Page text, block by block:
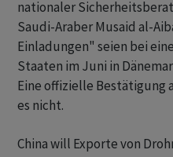
nationaler
Saudi-Araber Musaid al-
Einladungen" seien bei
Staaten im Juni in
Eine offizielle Bestätigung
es nicht.
China will Exporte von